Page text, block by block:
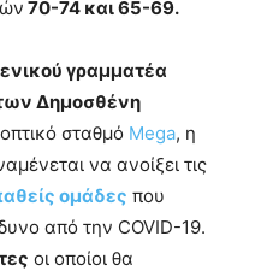
70-74 και 65-69.
γραμματέα
Δημοσθένη
σταθμό Mega, η
να ανοίξει τις
ομάδες που
από την COVID-19.
οι οποίοι θα